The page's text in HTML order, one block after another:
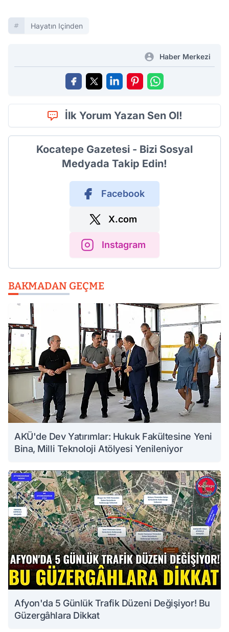
Hayatın Içinden
Haber Merkezi
İlk Yorum Yazan Sen Ol!
Kocatepe Gazetesi - Bizi Sosyal
Medyada Takip Edin!
Facebook
X.com
Instagram
BAKMADAN GEÇME
AKÜ'de Dev Yatırımlar: Hukuk Fakültesine Yeni
Bina, Milli Teknoloji Atölyesi Yenileniyor
Afyon'da 5 Günlük Trafik Düzeni Değişiyor! Bu
Güzergâhlara Dikkat